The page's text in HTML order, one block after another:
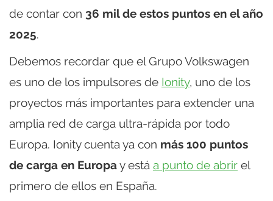
de contar con 36 mil de estos puntos en el año
2025.
Debemos recordar que el Grupo Volkswagen
es uno de los impulsores de Ionity, uno de los
proyectos más importantes para extender una
amplia red de carga ultra-rápida por todo
Europa. Ionity cuenta ya con más 100 puntos
de carga en Europay está a punto de abrir el
primero de ellos en España.